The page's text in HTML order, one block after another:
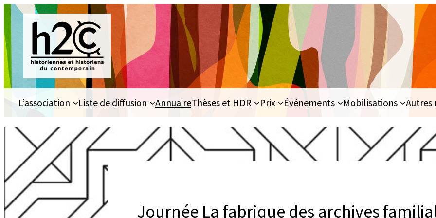
Aller
au
contenu
L’association Liste de diffusion AnnuaireThèses et HDR Prix Événements Mobilisations Autres
Journée La fabrique des archives